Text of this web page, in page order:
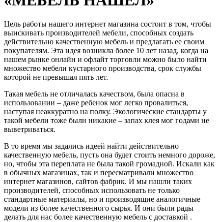
Цель работы нашего интернет магазина состоит в том, чтобы
выискивать производителей мебели, способных создать
действительно качественную мебель и предлагать ее своим
покупателям. Эта идея возникла более 10 лет назад, когда на
нашем рынке онлайн и офлайт торговли можно было найти
множество мебели кустарного производства, срок службы
которой не превышал пять лет.
Такая мебель не отличалась качеством, была опасна в
использовании – даже ребенок мог легко провалиться,
наступая неаккуратно на полку. Экологические стандарты у
такой мебели тоже были никакие – запах клея мог годами не
выветриваться.
В то время мы задались идеей найти действительно
качественную мебель, пусть она будет стоить немного дороже,
но, чтобы эта переплата не была такой громадной. Искали как
в обычных магазинах, так и пересматривали множество
интернет магазинов, сайтов фабрик. И мы нашли таких
производителей, способных использовать не только
стандартные материалы, но и производящие аналогичные
модели из более качественного сырья. И они были рады
делать для нас более качественную мебель с доставкой .